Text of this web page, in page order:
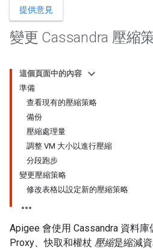
提供意見
變更 Cassandra 壓縮
這個頁面中的內容
準備
查看現有的壓縮策略
備份
壓縮處理量
調整 VM 大小以進行壓縮
分段跑步
變更壓縮策略
修改表格以設定新的壓縮策略
Apigee 會使用 Cassandra 資料
Proxy、快取和權杖 壓縮是縮減